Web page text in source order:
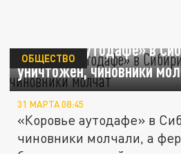
«Коровье аутодафе» в
уничтожен, чиновники
ОБЩЕСТВО
31 МАРТА 08:45
«Коровье аутодафе» в
чиновники молчали, а